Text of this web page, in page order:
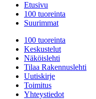
Etusivu
100 tuoreinta
Suurimmat
100 tuoreinta
Keskustelut
Näköislehti
Tilaa Rakennuslehti
Uutiskirje
Toimitus
Yhteystiedot